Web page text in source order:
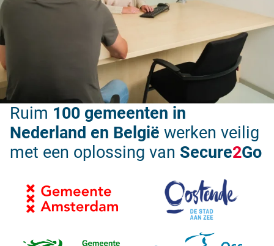
Ruim 100 gemeenten in
Nederland en België werken veilig
met een oplossing van Secure2Go